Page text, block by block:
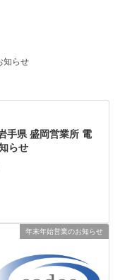
知らせ
手県 盛岡営業所 電
らせ
年末年始営業のお知らせ